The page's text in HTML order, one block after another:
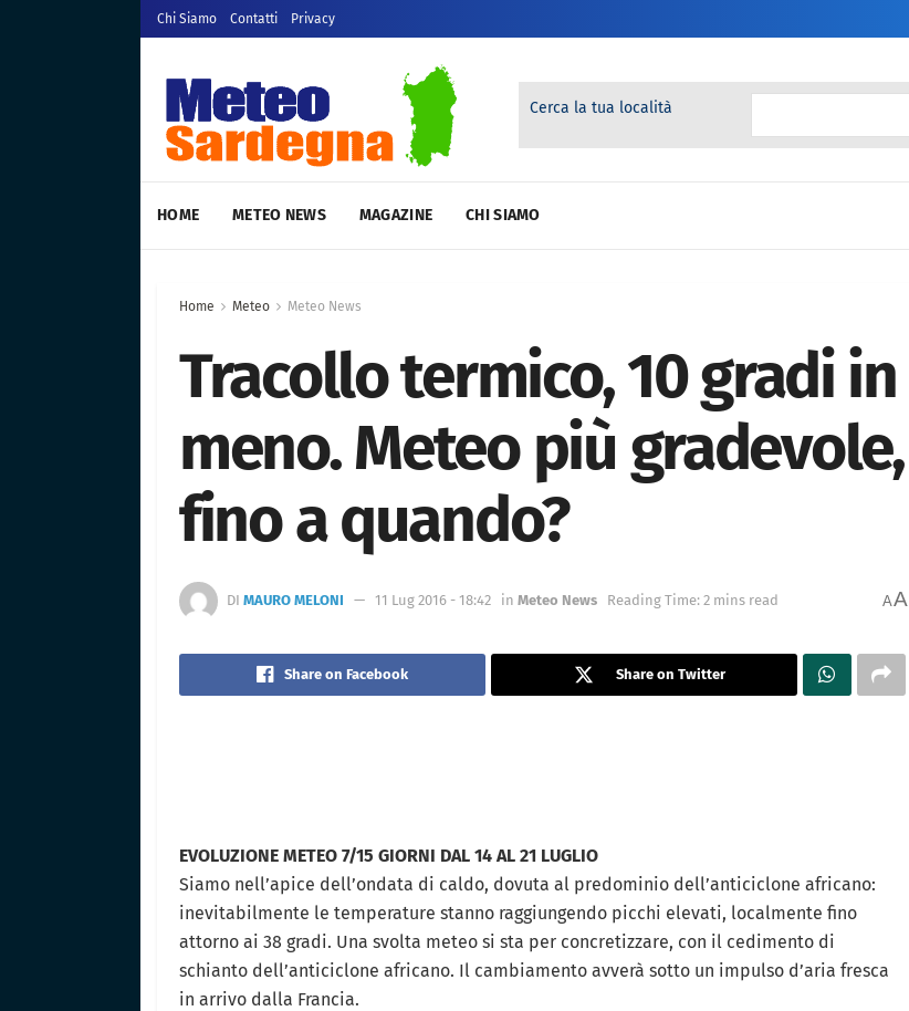
Chi Siamo Contatti Privacy
Cerca la tua località
HOME METEO NEWS MAGAZINE CHI SIAMO
Home Meteo Meteo News
Tracollo termico, 10 gradi in
meno. Meteo più gradevole,
fino a quando?
DI MAURO MELONI 11 Lug 2016 - 18:42 in Meteo News Reading Time: 2 mins read AA
Share on Facebook Share on Twitter
EVOLUZIONE METEO 7/15 GIORNI DAL 14 AL 21 LUGLIO
Siamo nell’apice dell’ondata di caldo, dovuta al predominio dell’anticiclone africano:
inevitabilmente le temperature stanno raggiungendo picchi elevati, localmente fino
attorno ai 38 gradi. Una svolta meteo si sta per concretizzare, con il cedimento di
schianto dell’anticiclone africano. Il cambiamento avverà sotto un impulso d’aria fresca
in arrivo dalla Francia.